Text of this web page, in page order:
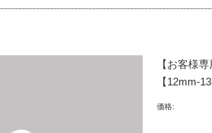
【お客様
【12mm-
価格: